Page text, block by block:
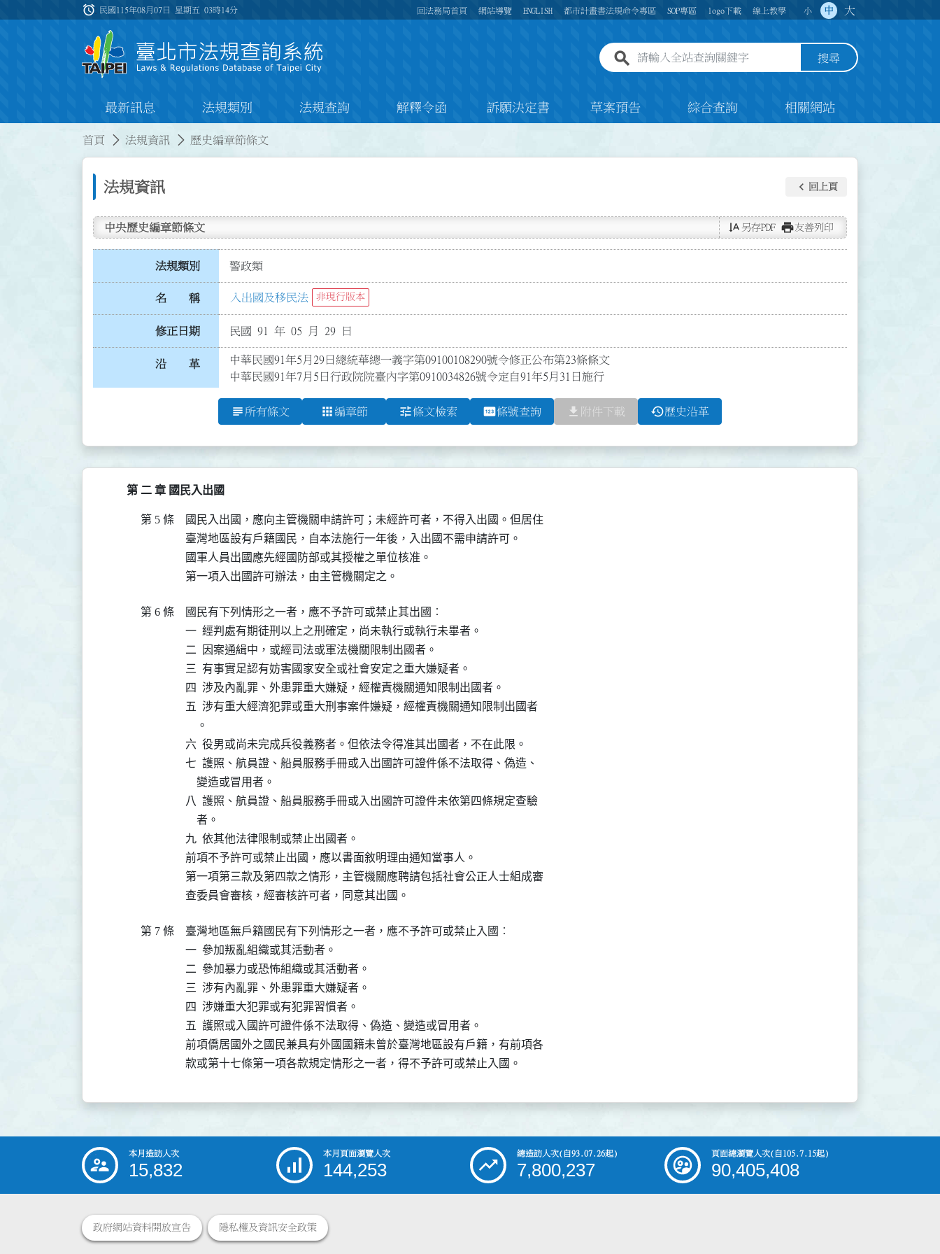
:::
alarm 民國115年08月07日 星期五03時14分 回法務局首頁 網站導覽 ENGLISH 都市計畫書法規命令專區 SOP專區 logo下載 線上教學 小 中 大
全站查詢關鍵字欄位 搜尋
最新訊息 法規類別 法規查詢 解釋令函 訴願決定書 草案預告 綜合查詢 相關網站
首頁 法規資訊 歷史編章節條文
法規資訊 keyboard_arrow_left 回上頁
中央歷史編章節條文 text_rotate_vertical 另存PDF print友善列印
法規類別 警政類
名 稱 入出國及移民法 非現行版本
修正日期 民國 91 年 05 月 29 日
沿 革
中華民國91年5月29日總統華總一義字第09100108290號令修正公布第23條條文
中華民國91年7月5日行政院院臺內字第0910034826號令定自91年5月31日施行
subject 所有條文 apps 編章節 tune條文檢索 pin條號查詢 file_download 附件下載 history歷史沿革
第 二 章 國民入出國
第 5 條
國民入出國，應向主管機關申請許可；未經許可者，不得入出國。但居住
臺灣地區設有戶籍國民，自本法施行一年後，入出國不需申請許可。
國軍人員出國應先經國防部或其授權之單位核准。
第一項入出國許可辦法，由主管機關定之。
第 6 條
國民有下列情形之一者，應不予許可或禁止其出國︰
一  經判處有期徒刑以上之刑確定，尚未執行或執行未畢者。
二  因案通緝中，或經司法或軍法機關限制出國者。
三  有事實足認有妨害國家安全或社會安定之重大嫌疑者。
四  涉及內亂罪、外患罪重大嫌疑，經權責機關通知限制出國者。
五  涉有重大經濟犯罪或重大刑事案件嫌疑，經權責機關通知限制出國者
    。
六  役男或尚未完成兵役義務者。但依法令得准其出國者，不在此限。
七  護照、航員證、船員服務手冊或入出國許可證件係不法取得、偽造、
    變造或冒用者。
八  護照、航員證、船員服務手冊或入出國許可證件未依第四條規定查驗
    者。
九  依其他法律限制或禁止出國者。
前項不予許可或禁止出國，應以書面敘明理由通知當事人。
第一項第三款及第四款之情形，主管機關應聘請包括社會公正人士組成審
查委員會審核，經審核許可者，同意其出國。
第 7 條
臺灣地區無戶籍國民有下列情形之一者，應不予許可或禁止入國︰
一  參加叛亂組織或其活動者。
二  參加暴力或恐怖組織或其活動者。
三  涉有內亂罪、外患罪重大嫌疑者。
四  涉嫌重大犯罪或有犯罪習慣者。
五  護照或入國許可證件係不法取得、偽造、變造或冒用者。
前項僑居國外之國民兼具有外國國籍未曾於臺灣地區設有戶籍，有前項各
款或第十七條第一項各款規定情形之一者，得不予許可或禁止入國。
::: 本月造訪人次
15,832
本月頁面瀏覽人次
144,253
總造訪人次(自93.07.26起)
7,800,237
頁面總瀏覽人次(自105.7.15起)
90,405,408
政府網站資料開放宣告 隱私權及資訊安全政策